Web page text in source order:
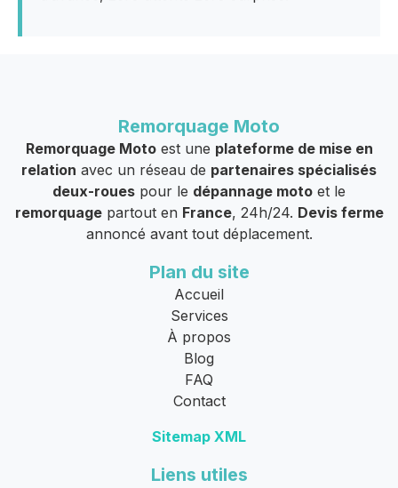
Remorquage Moto
Remorquage Motoest une plateforme de mise en
relation avec un réseau de partenaires spécialisés
deux-roues pour le dépannage moto et le
remorquagepartout en France, 24h/24. Devis ferme
annoncé avant tout déplacement.
Plan du site
Accueil
Services
À propos
Blog
FAQ
Contact
Sitemap XML
Liens utiles